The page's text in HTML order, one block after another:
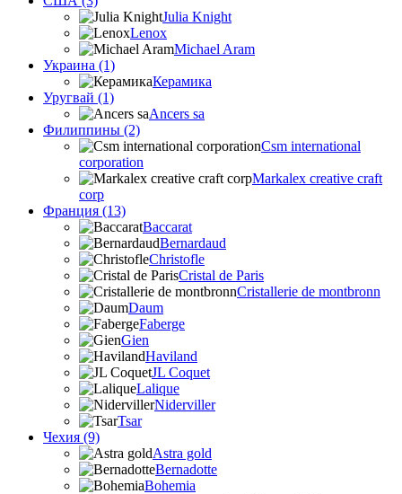
Julia Knight
Lenox
Michael Aram
Украина (1)
Керамика
Уругвай (1)
Ancers sa
Филиппины (2)
Csm international
corporation
Markalex creative craft
corp
Франция (13)
Baccarat
Bernardaud
Christofle
Cristal de Paris
Cristallerie de montbronn
Daum
Faberge
Gien
Haviland
JL Coquet
Lalique
Niderviller
Tsar
Чехия (9)
Astra gold
Bernadotte
Bohemia